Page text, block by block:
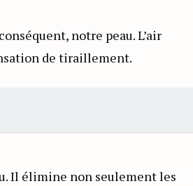
notre peau. L’air
de tiraillement.
Il élimine non seulement les